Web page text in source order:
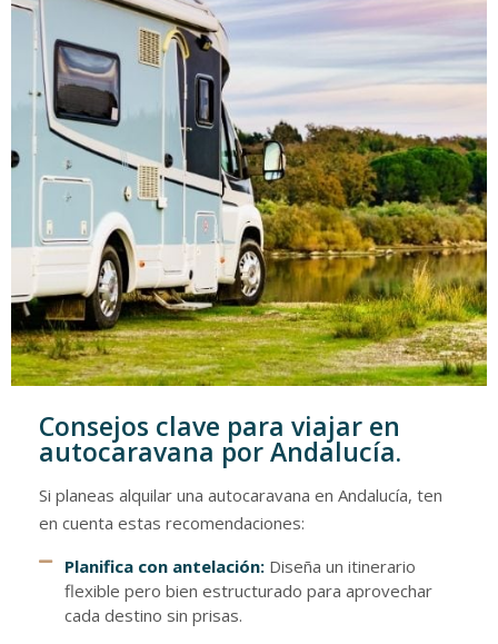
Consejos clave para viajar en
autocaravana por Andalucía.
Si planeas alquilar una autocaravana en Andalucía, ten
en cuenta estas recomendaciones:
Planifica con antelación:Diseña un itinerario
flexible pero bien estructurado para aprovechar
cada destino sin prisas.